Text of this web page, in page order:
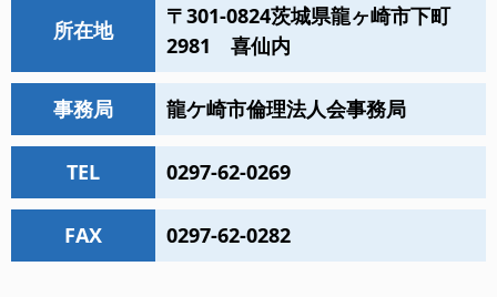
所在地
〒301-0824茨城県龍ヶ崎市下町
2981 喜仙内
事務局 龍ケ崎市倫理法人会事務局
TEL 0297-62-0269
FAX 0297-62-0282